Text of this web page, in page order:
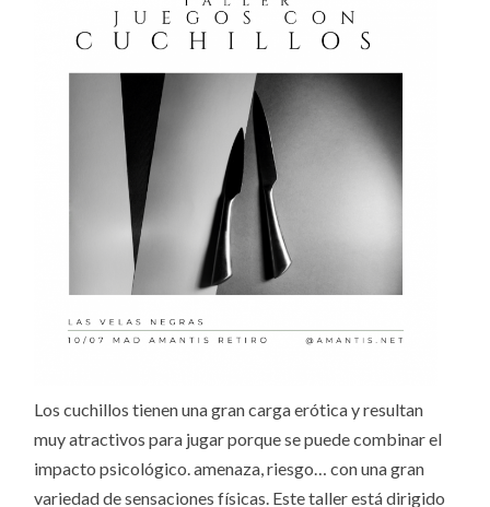
Los cuchillos tienen una gran carga erótica y resultan
muy atractivos para jugar porque se puede combinar el
impacto psicológico. amenaza, riesgo… con una gran
variedad de sensaciones físicas. Este taller está dirigido